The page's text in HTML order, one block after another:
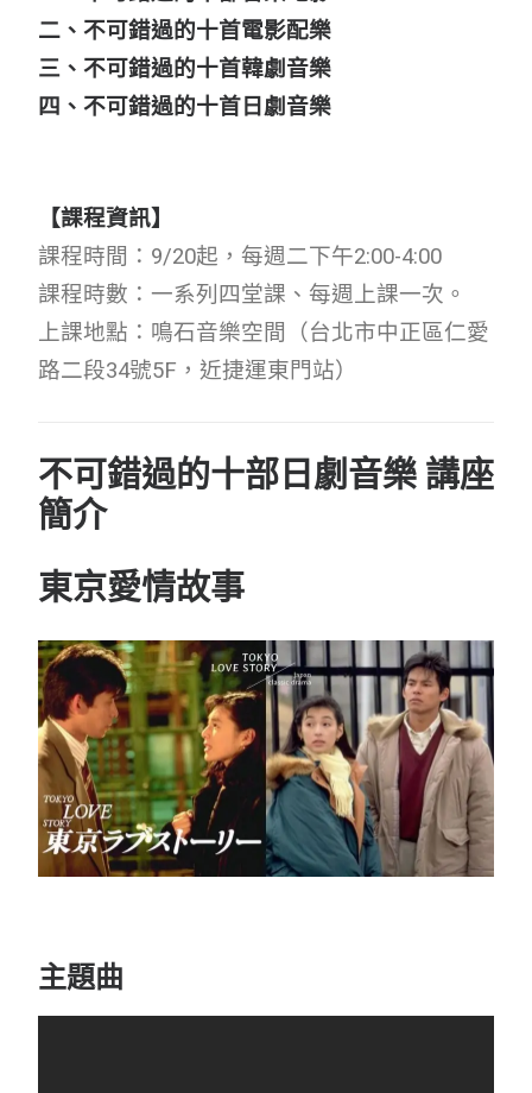
二、不可錯過的十首電影配樂
三、不可錯過的十首韓劇音樂
四、不可錯過的十首日劇音樂
【課程資訊】
課程時間：9/20起，每週二下午2:00-4:00
課程時數：一系列四堂課、每週上課一次。
上課地點：鳴石音樂空間（台北市中正區仁愛
路二段34號5F，近捷運東門站）
不可錯過的十部日劇音樂 講座
簡介
東京愛情故事
主題曲